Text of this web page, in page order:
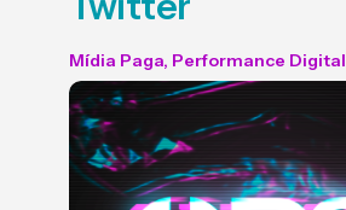
Mídia Paga, Performance Digital